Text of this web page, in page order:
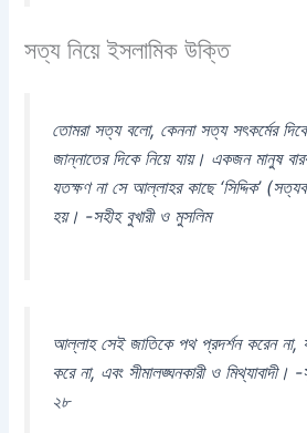
সত্য নিয়ে ইসলামিক উক্তি
তোমরা সত্য বলো, কেননা সত্য সৎকর্মের
জান্নাতের দিকে নিয়ে যায়। একজন মানুষ
যতক্ষণ না সে আল্লাহর কাছে ‘সিদ্দিক’
হয়। -সহীহ বুখারী ও মুসলিম
আল্লাহ সেই জাতিকে পথ প্রদর্শন করেন
করে না, এবং সীমালঙ্ঘনকারী ও
২৮